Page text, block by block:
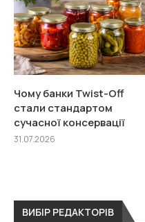
Чому банки Twist-Off
стали стандартом
сучасної консервації
31.07.2026
ВИБІР РЕДАКТОРІВ